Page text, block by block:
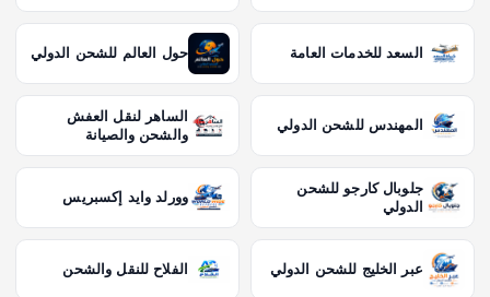
السعد للخدمات العامة حول العالم للشحن الدولي
المهندس للشحن الدولي
الساهر لنقل العفش
والشحن والصيانة
جلوبال كارجو للشحن
الدولي
وورلد وايد إكسبريس
عبر الخليج للشحن الدولي الفلاح للنقل والشحن